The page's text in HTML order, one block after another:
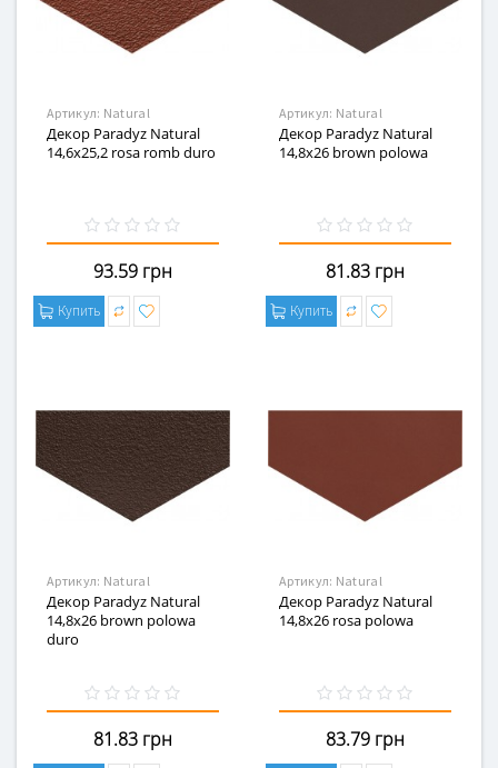
Артикул: Natural
Декор Paradyz Natural
14,6x25,2 rosa romb duro
93.59 грн
Купить
Артикул: Natural
Декор Paradyz Natural
14,8x26 brown polowa
81.83 грн
Купить
Артикул: Natural
Декор Paradyz Natural
14,8x26 brown polowa
duro
81.83 грн
Артикул: Natural
Декор Paradyz Natural
14,8x26 rosa polowa
83.79 грн